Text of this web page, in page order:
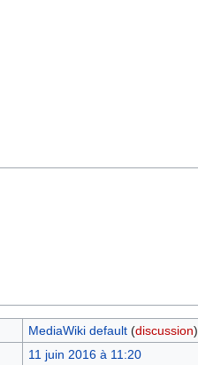
MediaWiki default (discussion)
11 juin 2016 à 11:20